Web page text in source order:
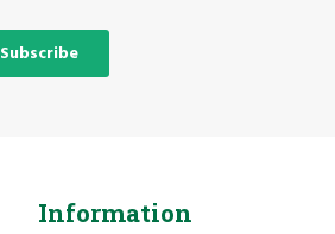
Subscribe
Information